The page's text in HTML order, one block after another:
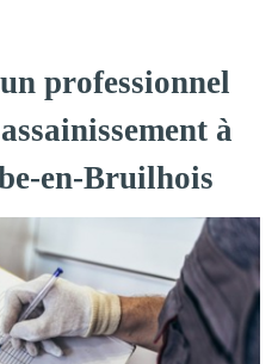
professionnel
à
en-Bruilhois